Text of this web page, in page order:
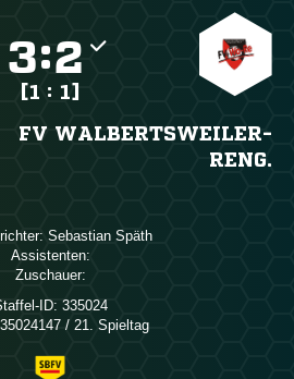
:
[1 : 1]
FV WALBERTSWEILER-
RENG.
 
Assistenten:
Zuschauer:
ID: 335024
/ 21. Spieltag